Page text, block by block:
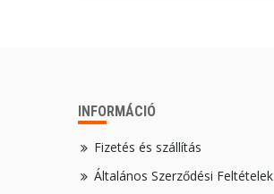
INFORMÁCIÓ
Fizetés és szállítás
Általános Szerződési Feltételek